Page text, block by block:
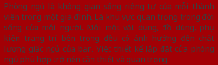
Phòng ngủ là không gian sống riêng tư của mỗi thành
viên trong một gia đình. Là khu vực quan trọng trong đời
sống của mỗi người. Mỗi một vật dụng, đồ dùng, phụ
kiện trang trí bên trong đều có ảnh hưởng đến chất
lượng giấc ngủ của bạn. Việc thiết kế lắp đặt cửa phòng
ngủ phù hợp trở nên cần thiết và quan trọng.